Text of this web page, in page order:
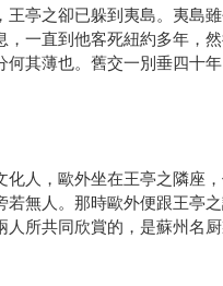
亭之卻已躲到夷島。夷島雖
一直到他客死紐約多年，
其薄也。舊交一別垂四十
人，歐外坐在王亭之隣座
無人。那時歐外便跟王亭
所共同欣賞的，是蘇州名